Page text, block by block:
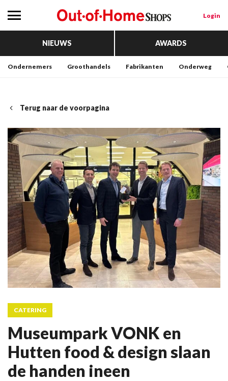
Login
NIEUWS AWARDS
Ondernemers Groothandels Fabrikanten Onderweg
Terug naar de voorpagina
CATERING
Museumpark VONK en
Hutten food & design slaan
de handen ineen